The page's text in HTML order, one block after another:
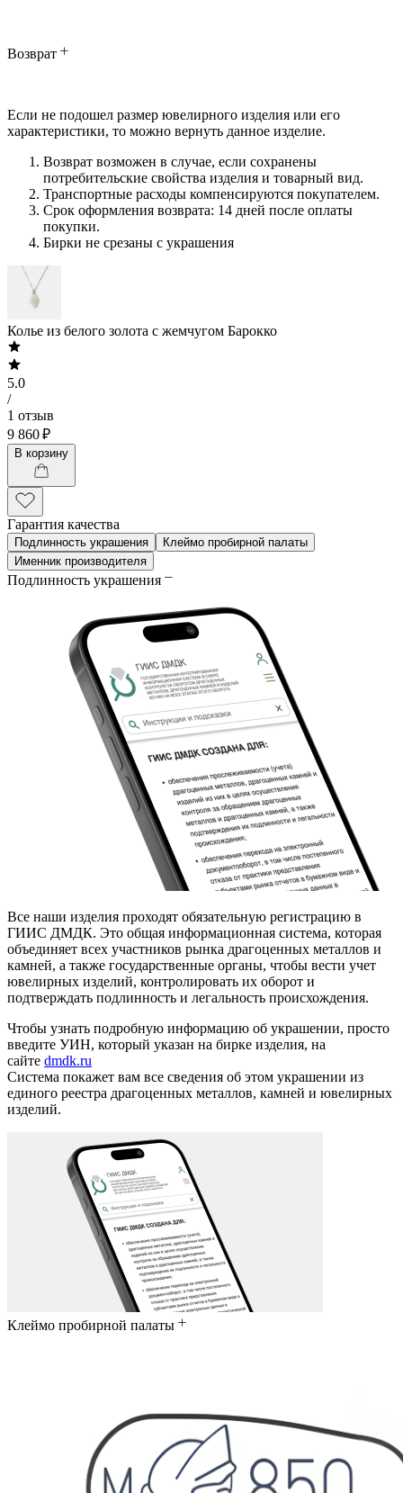
Возврат
Если не подошел размер ювелирного изделия или его
характеристики, то можно вернуть данное изделие.
Возврат возможен в случае, если сохранены
потребительские свойства изделия и товарный вид.
Транспортные расходы компенсируются покупателем.
Срок оформления возврата: 14 дней после оплаты
покупки.
Бирки не срезаны с украшения
Колье из белого золота с жемчугом Барокко
5.0
/
1 отзыв
9 860 ₽
В корзину
Гарантия качества
Подлинность украшения
Клеймо пробирной палаты
Именник производителя
Подлинность украшения
Все наши изделия проходят обязательную регистрацию в
ГИИС ДМДК. Это общая информационная система, которая
объединяет всех участников рынка драгоценных металлов и
камней, а также государственные органы, чтобы вести учет
ювелирных изделий, контролировать их оборот и
подтверждать подлинность и легальность происхождения.
Чтобы узнать подробную информацию об украшении, просто
введите УИН, который указан на бирке изделия, на
сайте dmdk.ru
Система покажет вам все сведения об этом украшении из
единого реестра драгоценных металлов, камней и ювелирных
изделий.
Клеймо пробирной палаты